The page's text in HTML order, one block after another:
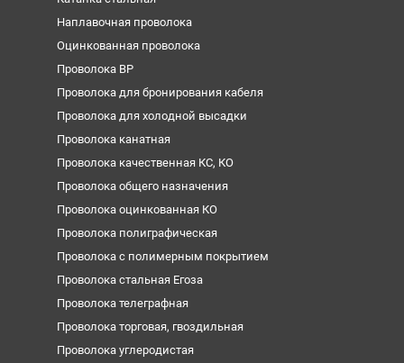
Наплавочная проволока
Оцинкованная проволока
Проволока ВР
Проволока для бронирования кабеля
Проволока для холодной высадки
Проволока канатная
Проволока качественная КС, КО
Проволока общего назначения
Проволока оцинкованная КО
Проволока полиграфическая
Проволока с полимерным покрытием
Проволока стальная Егоза
Проволока телеграфная
Проволока торговая, гвоздильная
Проволока углеродистая